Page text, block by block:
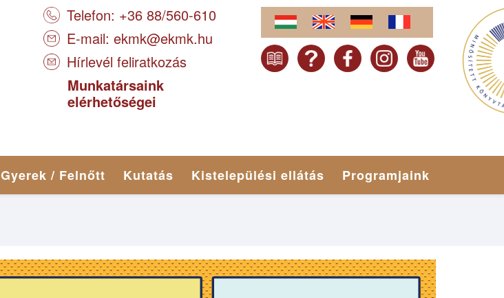
Telefon: +36 88/560-610
E-mail: ekmk@ekmk.hu
Hírlevél feliratkozás
Munkatársaink
elérhetőségei
Gyerek / Felnőtt Kutatás Kistelepülési ellátás Programjaink